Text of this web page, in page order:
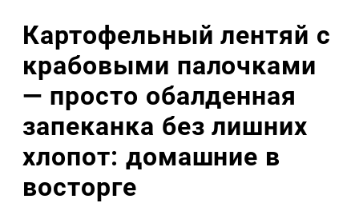
Картофельный лентяй с
крабовыми палочками
— просто обалденная
запеканка без лишних
хлопот: домашние в
восторге